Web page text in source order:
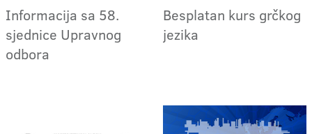
Informacija sa 58.
sjednice Upravnog
odbora
Besplatan kurs grčkog
jezika